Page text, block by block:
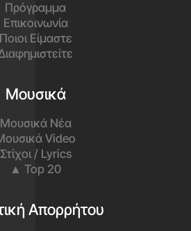
Πρόγραμμα
Επικοινωνία
Ποιοι Είμαστε
Μουσικά
Μουσικά Νέα
Video
Στίχοι / Lyrics
▲ Top 20
Απορρήτου